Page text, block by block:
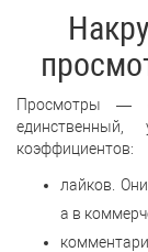
Просмотры —
коэффициентов:
лайков.
а в